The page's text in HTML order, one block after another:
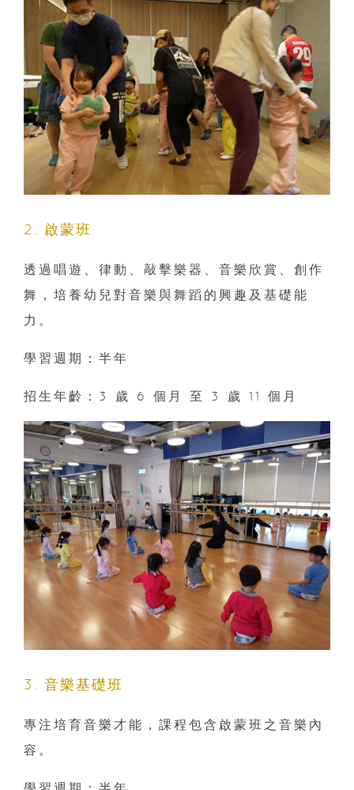
2. 啟蒙班
透過唱遊、律動、敲擊樂器、音樂欣賞、創作
舞，培養幼兒對音樂與舞蹈的興趣及基礎能
力。
學習週期：半年
招生年齡：3 歲 6 個月 至 3 歲 11 個月
3. 音樂基礎班
專注培育音樂才能，課程包含啟蒙班之音樂內
容。